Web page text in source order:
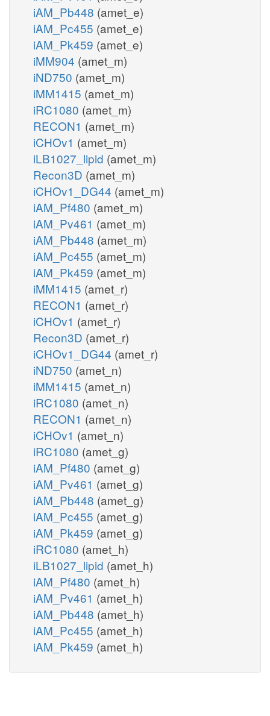
iAM_Pb448 (amet_e)
iAM_Pc455 (amet_e)
iAM_Pk459 (amet_e)
iMM904 (amet_m)
iND750 (amet_m)
iMM1415 (amet_m)
iRC1080 (amet_m)
RECON1 (amet_m)
iCHOv1 (amet_m)
iLB1027_lipid (amet_m)
Recon3D (amet_m)
iCHOv1_DG44 (amet_m)
iAM_Pf480 (amet_m)
iAM_Pv461 (amet_m)
iAM_Pb448 (amet_m)
iAM_Pc455 (amet_m)
iAM_Pk459 (amet_m)
iMM1415 (amet_r)
RECON1 (amet_r)
iCHOv1 (amet_r)
Recon3D (amet_r)
iCHOv1_DG44 (amet_r)
iND750 (amet_n)
iMM1415 (amet_n)
iRC1080 (amet_n)
RECON1 (amet_n)
iCHOv1 (amet_n)
iRC1080 (amet_g)
iAM_Pf480 (amet_g)
iAM_Pv461 (amet_g)
iAM_Pb448 (amet_g)
iAM_Pc455 (amet_g)
iAM_Pk459 (amet_g)
iRC1080 (amet_h)
iLB1027_lipid (amet_h)
iAM_Pf480 (amet_h)
iAM_Pv461 (amet_h)
iAM_Pb448 (amet_h)
iAM_Pc455 (amet_h)
iAM_Pk459 (amet_h)